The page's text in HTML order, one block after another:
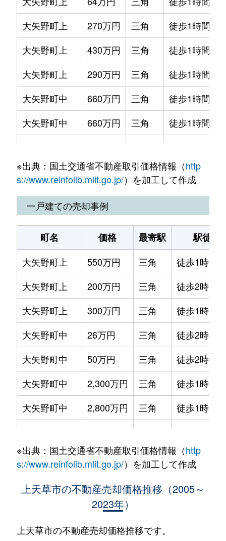
大矢野町上
270万円 三角
徒歩1時間45
大矢野町上
430万円 三角
徒歩1時間45
大矢野町上
290万円 三角
徒歩1時間45
大矢野町中
660万円 三角
徒歩1時間45
大矢野町中
660万円 三角
徒歩1時間45
大矢野町登立
25万円 三角
徒歩1時間45
姫戸町姫浦
100万円 -
-
松島町合津
60万円 -
-
松島町合津
300万円
松島町合津
290万円
松島町合津
330万円
松島町合津
150万円
龍ヶ岳町大道
180万円
龍ヶ岳町高戸
200万円
※出典：国土交通省不動産取引価格情報（http
s://www.reinfolib.mlit.go.jp/）を加工して作成
一戸建ての売却事例
町名 価格 最寄駅
駅徒歩
大矢野町上
550万円 三角
徒歩1時間
大矢野町上
200万円 三角
徒歩2時間
大矢野町上
300万円 三角
徒歩1時間
大矢野町中
26万円 三角
徒歩2時間
大矢野町中
50万円 三角
徒歩2時間
大矢野町中
2,300万円 三角
徒歩1時間
大矢野町中
2,800万円 三角
徒歩1時間
大矢野町中
600万円 三角
徒歩1時間
1,000万円
松島町合津
490万円 -
※出典：国土交通省不動産取引価格情報（http
s://www.reinfolib.mlit.go.jp/）を加工して作成
上天草市の不動産売却価格推移（2005～
2023年）
上天草市の不動産売却価格推移です。